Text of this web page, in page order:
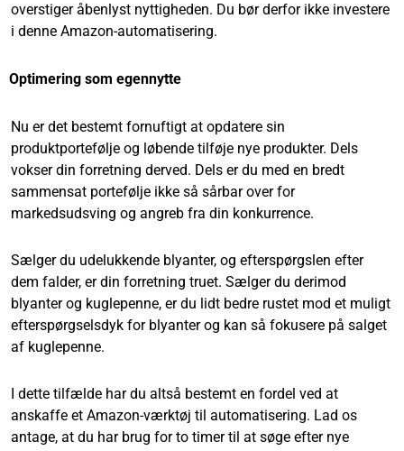
overstiger åbenlyst nyttigheden. Du bør derfor ikke investere
i denne Amazon-automatisering.
Optimering som egennytte
Nu er det bestemt fornuftigt at opdatere sin
produktportefølje og løbende tilføje nye produkter. Dels
vokser din forretning derved. Dels er du med en bredt
sammensat portefølje ikke så sårbar over for
markedsudsving og angreb fra din konkurrence.
Sælger du udelukkende blyanter, og efterspørgslen efter
dem falder, er din forretning truet. Sælger du derimod
blyanter og kuglepenne, er du lidt bedre rustet mod et muligt
efterspørgselsdyk for blyanter og kan så fokusere på salget
af kuglepenne.
I dette tilfælde har du altså bestemt en fordel ved at
anskaffe et Amazon-værktøj til automatisering. Lad os
antage, at du har brug for to timer til at søge efter nye